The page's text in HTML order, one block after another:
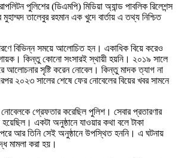
পুলিশের (ডিএমপি) মিডিয়া অ্যান্ড পাবলিক রিলেশন্স
তালেবুর রহমান এক খুদে বার্তায় এ তথ্য নিশ্চিত
বিভিন্ন সময়ে আলোচিত হন। একাধিক বিয়ে করেও
কিন্তু কোনো সংসারই স্থায়ী হয়নি। ২০১৯ সালে
আলোচনার সৃষ্টি করেন নোবেল। কিন্তু মাদক ত্যাগ না
২০২৩ সালের শেষে ফের নোবেলের বিয়ের খবর সামনে
গ্রেফতার করেছিল পুলিশ। সেবার প্রতারণার
একটা অনুষ্ঠানে যাওয়ার কথা বলে টাকা
আর তিনি সেই অনুষ্ঠানে উপস্থিত হননি। এ ঘটনায়
মামলা করা হয়।